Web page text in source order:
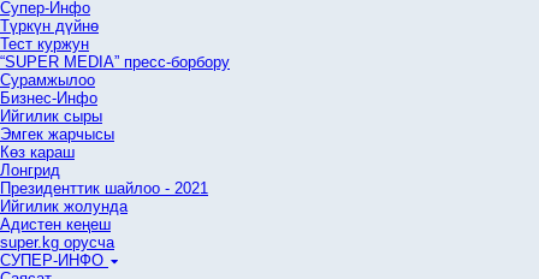
Супер-Инфо
Түркүн дүйнө
Тест куржун
“SUPER MEDIA” пресс-борбору
Сурамжылоо
Бизнес-Инфо
Ийгилик сыры
Эмгек жарчысы
Көз караш
Лонгрид
Президенттик шайлоо - 2021
Ийгилик жолунда
Адистен кеңеш
super.kg орусча
СУПЕР-ИНФО